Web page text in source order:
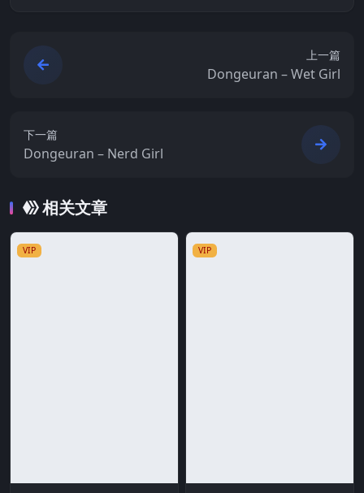
上一篇
Dongeuran – Wet Girl
下一篇
Dongeuran – Nerd Girl
相关文章
VIP VIP